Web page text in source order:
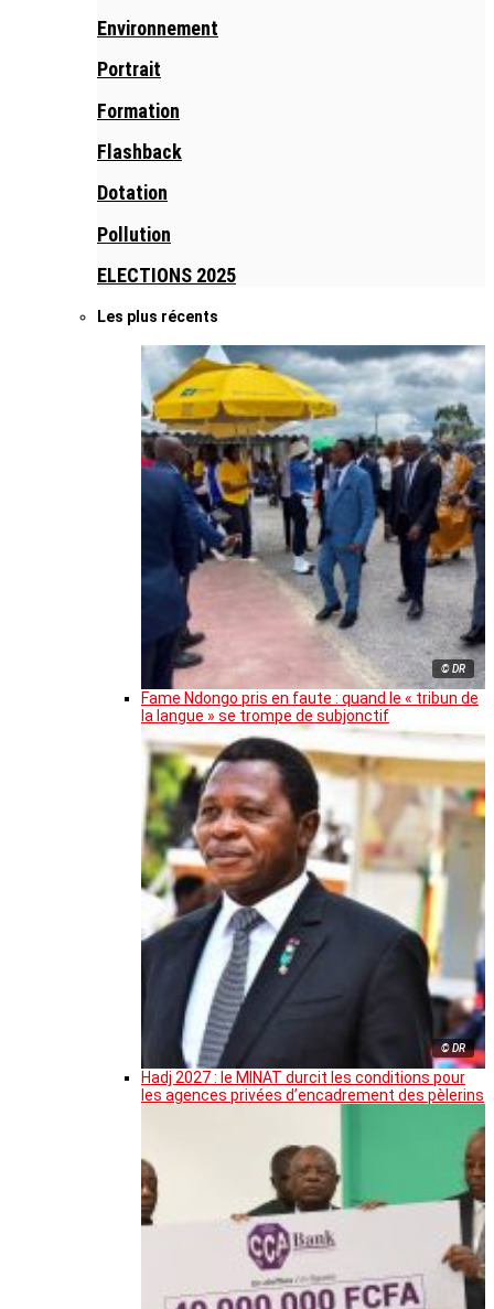
Environnement
Portrait
Formation
Flashback
Dotation
Pollution
ELECTIONS 2025
Les plus récents
© DR
Fame Ndongo pris en faute : quand le « tribun de
la langue » se trompe de subjonctif
© DR
Hadj 2027 : le MINAT durcit les conditions pour
les agences privées d’encadrement des pèlerins